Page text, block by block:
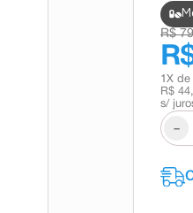
R$
1 X de
R$
s/
-